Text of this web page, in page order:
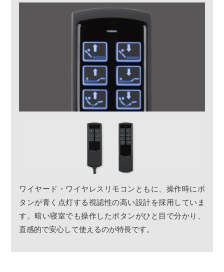
ワイヤード・ワイヤレスリモコンともに、操作時にボ
タンが青く点灯する視認性の高い設計を採用していま
す。暗い寝室でも操作したボタンがひと目で分かり、
直感的で安心して使えるのが特長です。